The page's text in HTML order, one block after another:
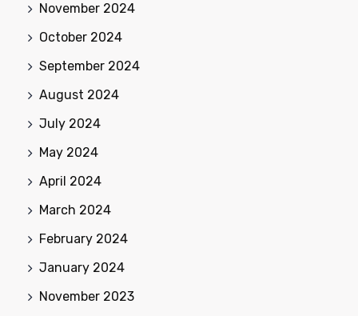
November 2024
October 2024
September 2024
August 2024
July 2024
May 2024
April 2024
March 2024
February 2024
January 2024
November 2023